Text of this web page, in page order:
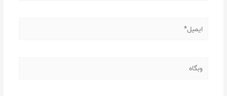
وبگاه